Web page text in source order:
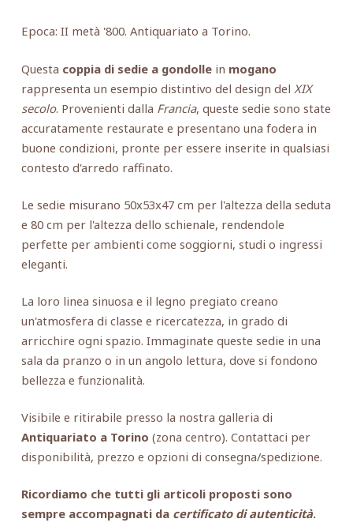
Epoca: II metà '800. Antiquariato a Torino.
Questa coppia di sedie a gondollein mogano
rappresenta un esempio distintivo del design del XIX
secolo. Provenienti dalla Francia, queste sedie sono state
accuratamente restaurate e presentano una fodera in
buone condizioni, pronte per essere inserite in qualsiasi
contesto d'arredo raffinato.
Le sedie misurano 50x53x47 cm per l'altezza della seduta
e 80 cm per l'altezza dello schienale, rendendole
perfette per ambienti come soggiorni, studi o ingressi
eleganti.
La loro linea sinuosa e il legno pregiato creano
un'atmosfera di classe e ricercatezza, in grado di
arricchire ogni spazio. Immaginate queste sedie in una
sala da pranzo o in un angolo lettura, dove si fondono
bellezza e funzionalità.
Visibile e ritirabile presso la nostra galleria di
Antiquariato a Torino (zona centro). Contattaci per
disponibilità, prezzo e opzioni di consegna/spedizione.
Ricordiamo che tutti gli articoli proposti sono
sempre accompagnati da certificato di autenticità.